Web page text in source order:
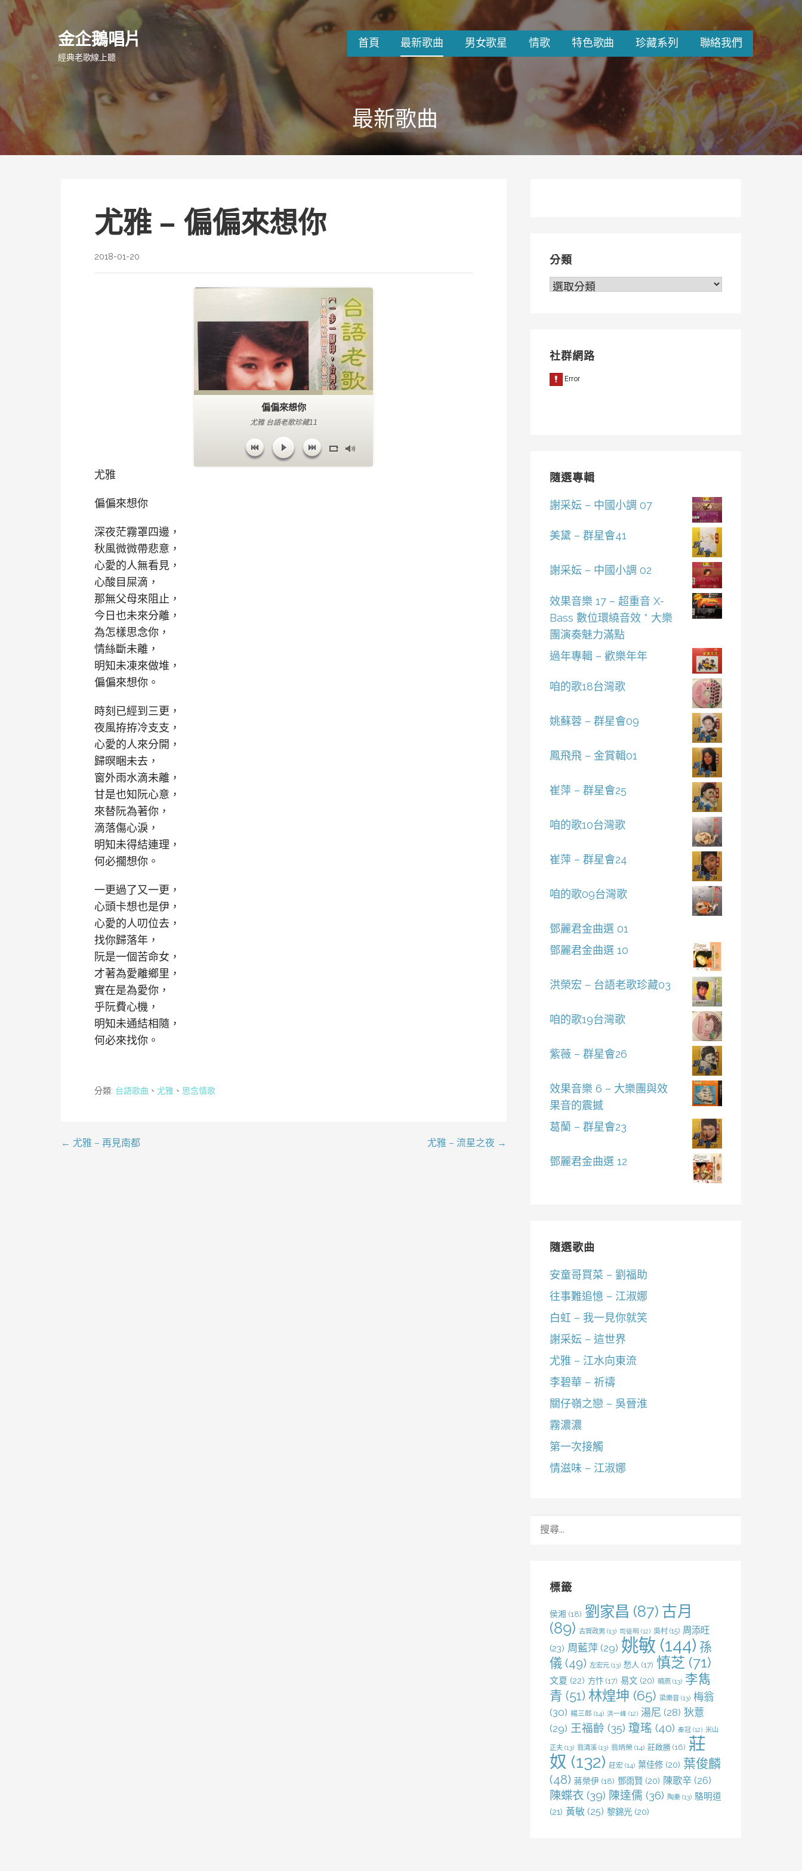
至
要
內
金企鵝唱片
經典老歌線上聽
首頁 最新歌曲 男女歌星 情歌 特色歌曲 珍藏系列 聯絡我們
最新歌曲
尤雅 – 偏偏來想你
2018-01-20
偏偏來想你
尤雅 台語老歌珍藏11
尤雅
偏偏來想你
深夜茫霧罩四邊，
秋風微微帶悲意，
心愛的人無看見，
心酸目屎滴，
那無父母來阻止，
今日也未來分離，
為怎樣思念你，
情絲斷未離，
明知未凍來做堆，
偏偏來想你。
時刻已經到三更，
夜風拵拵冷支支，
心愛的人來分開，
歸暝睏未去，
窗外雨水滴未離，
甘是也知阮心意，
來替阮為著你，
滴落傷心淚，
明知未得結連理，
何必擱想你。
一更過了又一更，
心頭卡想也是伊，
心愛的人叨位去，
找你歸落年，
阮是一個苦命女，
才著為愛離鄉里，
實在是為愛你，
乎阮費心機，
明知未通結相隨，
何必來找你。
分類: 台語歌曲 、 尤雅 、 思念情歌
文
← 尤雅 – 再見南都 尤雅 – 流星之夜 →
分類
分
社群網路
隨選專輯
謝采妘 – 中國小調 07
美黛 – 群星會41
謝采妘 – 中國小調 02
效果音樂 17 – 超重音 X-
Bass 數位環繞音效 * 大樂
團演奏魅力滿點
過年專輯 – 歡樂年年
咱的歌18台灣歌
姚蘇蓉 – 群星會09
鳳飛飛 – 金賞輯01
崔萍 – 群星會25
咱的歌10台灣歌
崔萍 – 群星會24
咱的歌09台灣歌
鄧麗君金曲選 01
鄧麗君金曲選 10
洪榮宏 – 台語老歌珍藏03
咱的歌19台灣歌
紫薇 – 群星會26
效果音樂 6 – 大樂團與效
果音的震撼
葛蘭 – 群星會23
鄧麗君金曲選 12
隨選歌曲
安童哥買菜 – 劉福助
往事難追憶 – 江淑娜
白虹 – 我一見你就笑
謝采妘 – 這世界
尤雅 – 江水向東流
李碧華 – 祈禱
關仔嶺之戀 – 吳晉淮
霧濃濃
第一次接觸
情滋味 – 江淑娜
標籤
侯湘 (18) 劉家昌 (87) 古月
(89) 古賀政男 (13) 司徒明 (12) 吳村(15) 周添旺
(23) 周藍萍(29) 姚敏 (144) 孫
儀(49) 左宏元(13) 愁人 (17) 慎芝 (71)
文夏 (22) 方忭(17) 易文(20) 曉燕(13) 李雋
青 (51) 林煌坤 (65) 梁樂音(13) 梅翁
(30) 楊三郎 (14) 洪一峰 (12) 湯尼 (28) 狄薏
(29) 王福齡 (35) 瓊瑤 (40) 秦冠 (12) 米山
正夫(13) 翁清溪(13) 翁炳榮 (14) 莊啟勝(16) 莊
奴 (132) 莊宏(14) 葉佳修(20) 葉俊麟
(48) 蔣榮伊 (18) 鄧雨賢(20) 陳歌辛(26)
陳蝶衣(39) 陳達儒 (36) 陶秦(13) 駱明道
(21) 黃敏(25) 黎錦光(20)